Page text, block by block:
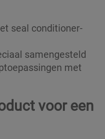
seal conditioner-
samengesteld
met
voor een